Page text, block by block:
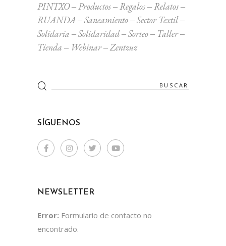
PINTXO
Productos Regalos
Relatos
RUANDA
Saneamiento
Sector Textil
Solidaria
Solidaridad Sorteo
Taller
Tienda
Webinar Zentzuz
Search
for:
SÍGUENOS
NEWSLETTER
Error: Formulario de contacto no
encontrado.